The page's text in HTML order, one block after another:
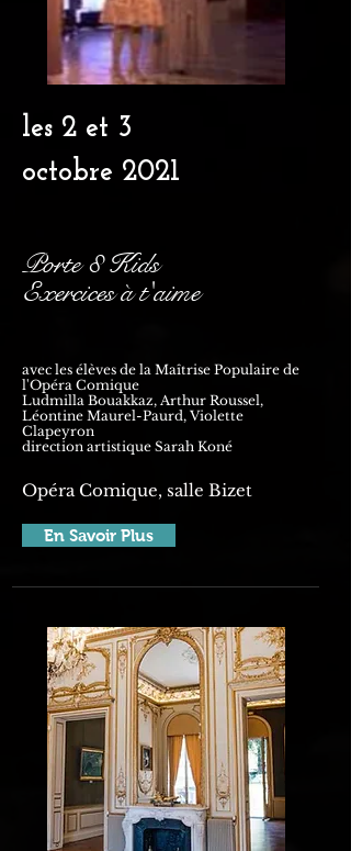
les 2 et 3
octobre 2021
Porte 8 Kids
Exercices à t'aime
avec les élèves de la Maîtrise Populaire de
l'Opéra Comique
Ludmilla Bouakkaz, Arthur Roussel,
Léontine Maurel-Paurd, Violette
Clapeyron
direction artistique Sarah Koné
Opéra Comique, salle Bizet
En Savoir Plus